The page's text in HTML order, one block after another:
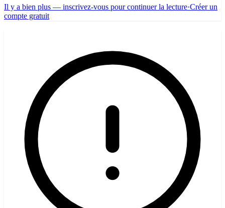
Il y a bien plus — inscrivez-vous pour continuer la lecture·Créer un
compte gratuit